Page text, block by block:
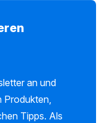
an und
Produkten,
Tipps. Als